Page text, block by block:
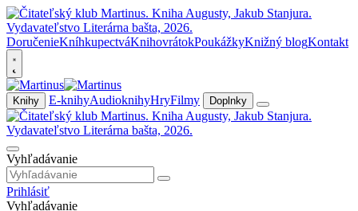
DoručenieKníhkupectváKnihovrátokPoukážkyKnižný blogKontakt
Knihy E-knihyAudioknihyHryFilmy Doplnky
Vyhľadávanie
Prihlásiť
Vyhľadávanie